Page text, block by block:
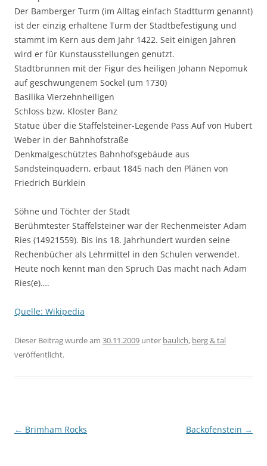
Der Bamberger Turm (im Alltag einfach Stadtturm genannt)
ist der einzig erhaltene Turm der Stadtbefestigung und
stammt im Kern aus dem Jahr 1422. Seit einigen Jahren
wird er für Kunstausstellungen genutzt.
Stadtbrunnen mit der Figur des heiligen Johann Nepomuk
auf geschwungenem Sockel (um 1730)
Basilika Vierzehnheiligen
Schloss bzw. Kloster Banz
Statue über die Staffelsteiner-Legende Pass Auf von Hubert
Weber in der Bahnhofstraße
Denkmalgeschütztes Bahnhofsgebäude aus
Sandsteinquadern, erbaut 1845 nach den Plänen von
Friedrich Bürklein
Söhne und Töchter der Stadt
Berühmtester Staffelsteiner war der Rechenmeister Adam
Ries (14921559). Bis ins 18. Jahrhundert wurden seine
Rechenbücher als Lehrmittel in den Schulen verwendet.
Heute noch kennt man den Spruch Das macht nach Adam
Ries(e)….
Quelle: Wikipedia
Dieser Beitrag wurde am 30.11.2009 unter baulich, berg & tal
veröffentlicht.
Beitragsnavigation
← Brimham Rocks Backofenstein →